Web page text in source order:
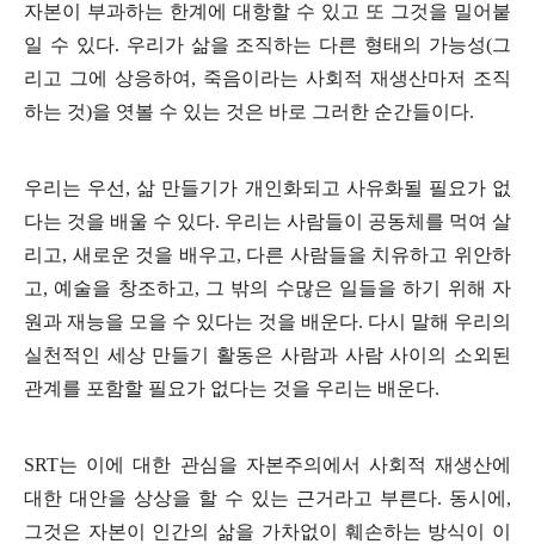
자본이 부과하는 한계에 대항할 수 있고 또 그것을 밀어붙
일 수 있다. 우리가 삶을 조직하는 다른 형태의 가능성(그
리고 그에 상응하여 , 죽음이라는 사회적 재생산마저 조직
하는 것)을 엿볼 수 있는 것은 바로 그러한 순간들이다.
우리는 우선 ,삶 만들기가 개인화되고 사유화될 필요가 없
다는 것을 배울 수 있다. 우리는 사람들이 공동체를 먹여 살
리고, 새로운 것을 배우고, 다른 사람들을 치유하고 위안하
고, 예술을 창조하고, 그 밖의 수많은 일들을 하기 위해 자
원과 재능을 모을 수 있다는 것을 배운다. 다시 말해 우리의
실천적인 세상 만들기 활동은 사람과 사람 사이의 소외된
관계를 포함할 필요가 없다는 것을 우리는 배운다.
SRT는 이에 대한 관심을 자본주의에서 사회적 재생산에
대한 대안을 상상을 할 수 있는 근거라고 부른다. 동시에 ,
그것은 자본이 인간의 삶을 가차없이 훼손하는 방식이 이